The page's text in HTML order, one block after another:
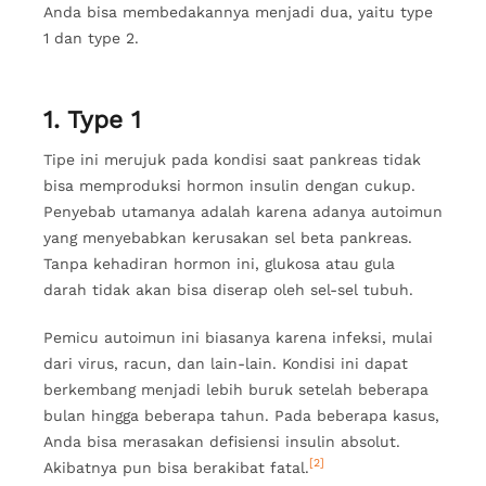
Anda bisa membedakannya menjadi dua, yaitu type
1 dan type 2.
1. Type 1
Tipe ini merujuk pada kondisi saat pankreas tidak
bisa memproduksi hormon insulin dengan cukup.
Penyebab utamanya adalah karena adanya autoimun
yang menyebabkan kerusakan sel beta pankreas.
Tanpa kehadiran hormon ini, glukosa atau gula
darah tidak akan bisa diserap oleh sel-sel tubuh.
Pemicu autoimun ini biasanya karena infeksi, mulai
dari virus, racun, dan lain-lain. Kondisi ini dapat
berkembang menjadi lebih buruk setelah beberapa
bulan hingga beberapa tahun. Pada beberapa kasus,
Anda bisa merasakan defisiensi insulin absolut.
Akibatnya pun bisa berakibat fatal. [2]